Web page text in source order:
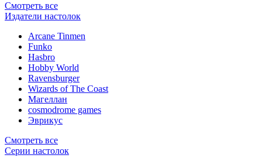
Смотреть все
Издатели настолок
Arcane Tinmen
Funko
Hasbro
Hobby World
Ravensburger
Wizards of The Coast
Магеллан
сosmodrome games
Эврикус
Смотреть все
Серии настолок